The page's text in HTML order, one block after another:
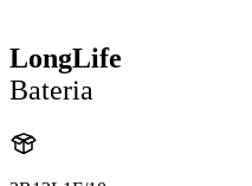
LongLife
Bateria